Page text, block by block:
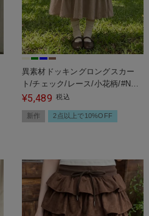
異素材ドッキングロングスカー
ト/チェック/レース/小花柄/#NEO
森ガール
¥5,489 税込
新作 2点以上で10%OFF